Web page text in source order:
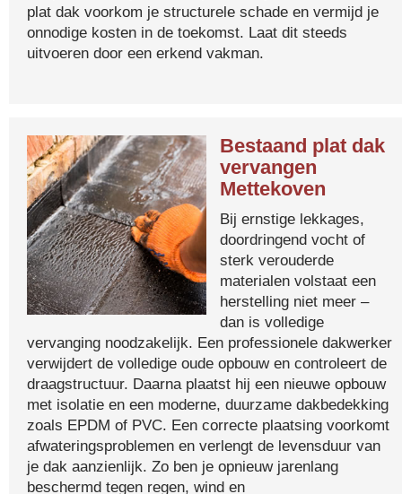
plat dak voorkom je structurele schade en vermijd je
onnodige kosten in de toekomst. Laat dit steeds
uitvoeren door een erkend vakman.
Bestaand plat dak
vervangen
Mettekoven
Bij ernstige lekkages,
doordringend vocht of
sterk verouderde
materialen volstaat een
herstelling niet meer –
dan is volledige
vervanging noodzakelijk. Een professionele dakwerker
verwijdert de volledige oude opbouw en controleert de
draagstructuur. Daarna plaatst hij een nieuwe opbouw
met isolatie en een moderne, duurzame dakbedekking
zoals EPDM of PVC. Een correcte plaatsing voorkomt
afwateringsproblemen en verlengt de levensduur van
je dak aanzienlijk. Zo ben je opnieuw jarenlang
beschermd tegen regen, wind en